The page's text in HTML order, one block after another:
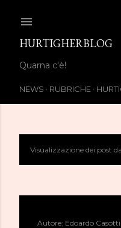
HURTIGHERBLOG
Quarna c'è!
NEWS RUBRICHE
PVisualizzazione dei post
Autore: Edoardo Casotti